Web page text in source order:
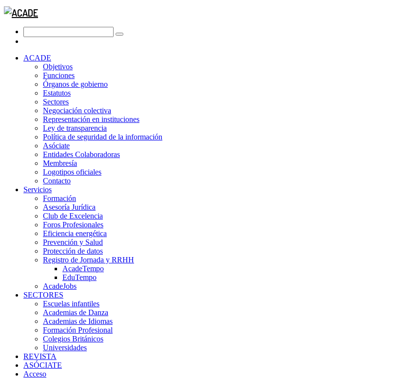
ACADE
Objetivos
Funciones
Órganos de gobierno
Estatutos
Sectores
Negociación colectiva
Representación en instituciones
Ley de transparencia
Política de seguridad de la información
Asóciate
Entidades Colaboradoras
Membresía
Logotipos oficiales
Contacto
Servicios
Formación
Asesoría Jurídica
Club de Excelencia
Foros Profesionales
Eficiencia energética
Prevención y Salud
Protección de datos
Registro de Jornada y RRHH
AcadeTempo
EduTempo
AcadeJobs
SECTORES
Escuelas infantiles
Academias de Danza
Academias de Idiomas
Formación Profesional
Colegios Británicos
Universidades
REVISTA
ASÓCIATE
Acceso